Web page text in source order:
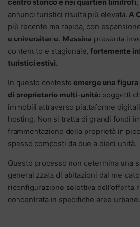
centro storico e nei quartieri limitrofi
annunci turistici risulta più elevata. A
più recente ma rapida, con espansione
e universitarie. Messina presenta
contenuto e stagionale, fortemente
turistici estivi.
In questo contesto emerge una
di proprietario multi-unità: soggetti
immobili attraverso piattaforme
hosting. Non si tratta di grandi fondi
frammentazione della proprietà in
spesso composti da due a dieci unità.
Questo processo non determina una
generalizzata di abitazioni dal
riconfigurazione selettiva dell’offerta
concentrata in specifiche aree urbane.